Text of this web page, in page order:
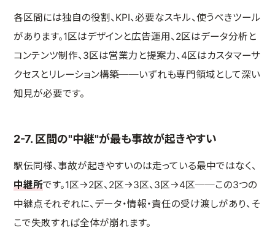
各区間には独自の役割、KPI、必要なスキル、使うべきツール
があります。1区はデザインと広告運用、2区はデータ分析と
コンテンツ制作、3区は営業力と提案力、4区はカスタマーサ
クセスとリレーション構築──いずれも専門領域として深い
知見が必要です。
2-7. 区間の"中継"が最も事故が起きやすい
駅伝同様、事故が起きやすいのは走っている最中ではなく、
中継所です。1区→2区、2区→3区、3区→4区──この3つの
中継点それぞれに、データ・情報・責任の受け渡しがあり、そ
こで失敗すれば全体が崩れます。